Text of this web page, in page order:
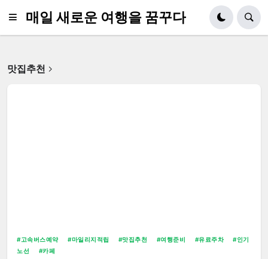
매일 새로운 여행을 꿈꾸다
맛집추천
고속버스예약 마일리지적립 맛집추천 여행준비 유료주차
인기
노선
카페